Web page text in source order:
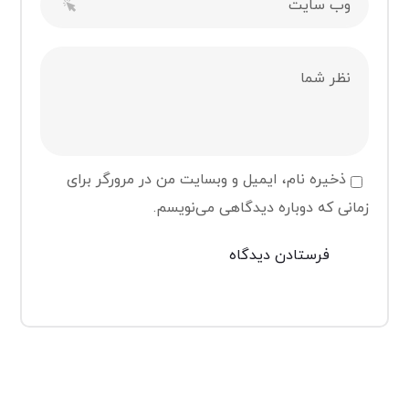
ذخیره نام، ایمیل و وبسایت من در مرورگر برای
زمانی که دوباره دیدگاهی می‌نویسم.